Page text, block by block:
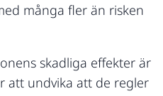
många fler än risken
skadliga effekter är
att undvika att de regler